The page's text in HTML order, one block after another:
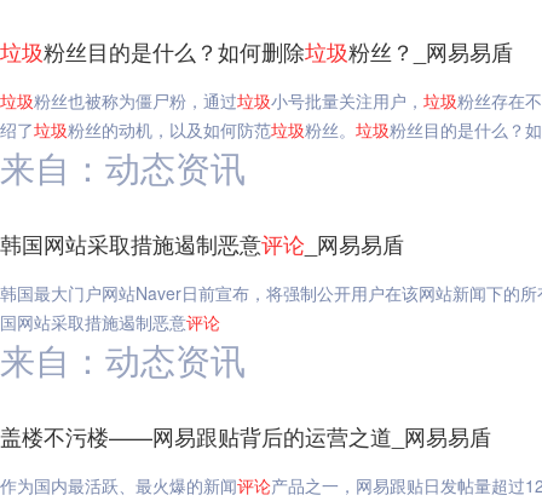
垃圾粉丝目的是什么？如何删除垃圾粉丝？_网易易盾
垃圾粉丝也被称为僵尸粉，通过垃圾小号批量关注用户， 垃圾粉丝存在
绍了垃圾粉丝的动机，以及如何防范垃圾粉丝。 垃圾粉丝目的是什么？
来自：动态资讯
韩国网站采取措施遏制恶意评论 _网易易盾
韩国最大门户网站Naver日前宣布，将强制公开用户在该网站新闻下的所
国网站采取措施遏制恶意评论
来自：动态资讯
盖楼不污楼——网易跟贴背后的运营之道_网易易盾
作为国内最活跃、最火爆的新闻评论产品之一，网易跟贴日发帖量超过